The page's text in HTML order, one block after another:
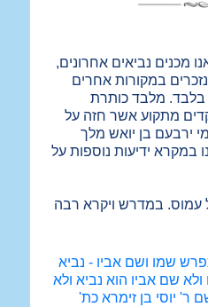
מכנים נביאים אחרונים,
במקורות אחרים
בלבד. מלבד כותרת
מתקוע אשר חזה על
ירבעם בן יואש מלך
במקרא ידיעות נוספות על
עמוס. במדרש ויקרא רבה
שמו ושם אביו - נביא
שם אביו הוא נביא ולא
ר' יוסי בן זימרא כת'